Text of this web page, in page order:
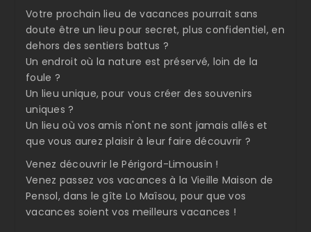
Votre prochain lieu de vacances pourrait sans
doute être un lieu pour secret, plus confidentiel, en
dehors des sentiers battus ?
Un endroit où la nature est préservé, loin de la
foule ?
Un lieu unique, pour vous créer des souvenirs
uniques ?
Un lieu où vos amis n'ont ne sont jamais allés et
que vous aurez plaisir à leur faire découvrir ?
Venez découvrir le Périgord-Limousin !
Venez passez vos vacances à la Vieille Maison de
Pensol, dans le gîte Lo Maîsou, pour que vos
vacances soient vos meilleurs vacances !